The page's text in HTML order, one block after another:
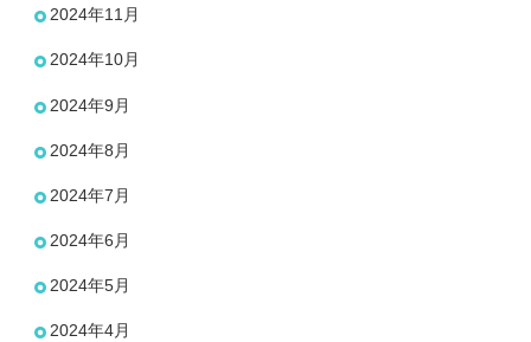
2024年11月
2024年10月
2024年9月
2024年8月
2024年7月
2024年6月
2024年5月
2024年4月